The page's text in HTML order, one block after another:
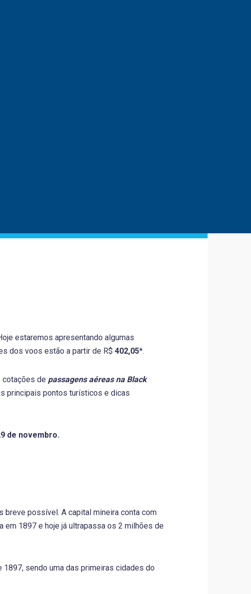
estaremos apresentando algumas
dos voos estão a partir de R$ 402,05*.
cotações de passagens aéreas na Black
principais pontos turísticos e dicas
de novembro.
possível. A capital mineira conta com
em 1897 e hoje já ultrapassa os 2 milhões de
sendo uma das primeiras cidades do